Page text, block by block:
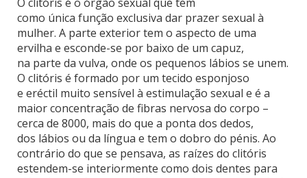
como única função exclusiva dar prazer sexual à
mulher. A parte exterior tem o aspecto de uma
ervilha e esconde-se por baixo de um capuz,
na parte da vulva, onde os pequenos lábios se unem.
O clitóris é formado por um tecido esponjoso
e eréctil muito sensível à estimulação sexual e é a
maior concentração de fibras nervosa do corpo –
cerca de 8000, mais do que a ponta dos dedos,
dos lábios ou da língua e tem o dobro do pénis. Ao
contrário do que se pensava, as raízes do clitóris
estendem-se interiormente como dois dentes para